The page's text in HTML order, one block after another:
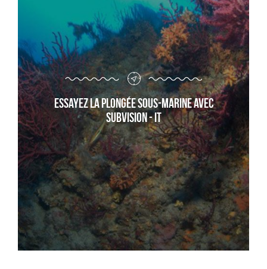
Essayez la plongée sous-marine avec
Subvision - it